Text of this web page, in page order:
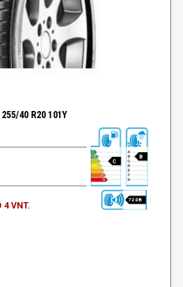
40 R20 101Y
4 VNT.
C
B
72 DB